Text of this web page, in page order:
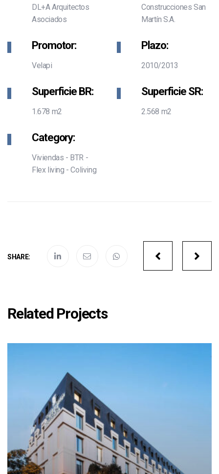
DL+A Arquitectos
Asociados
Construcciones San
Martín S.A.
Promotor:
Velapi
Plazo:
2010/2013
Superficie BR:
1.678 m2
Superficie SR:
2.568 m2
Category:
Viviendas - BTR -
Flex living - Coliving
SHARE:
Portfolio
Related Projects